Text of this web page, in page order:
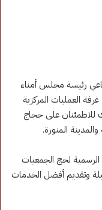
رئيسة مجلس أمناء
العمليات المركزية
للاطمئنان على حجاج
المنورة.
الرسمية لحج الجمعيات
وتقديم أفضل الخدمات